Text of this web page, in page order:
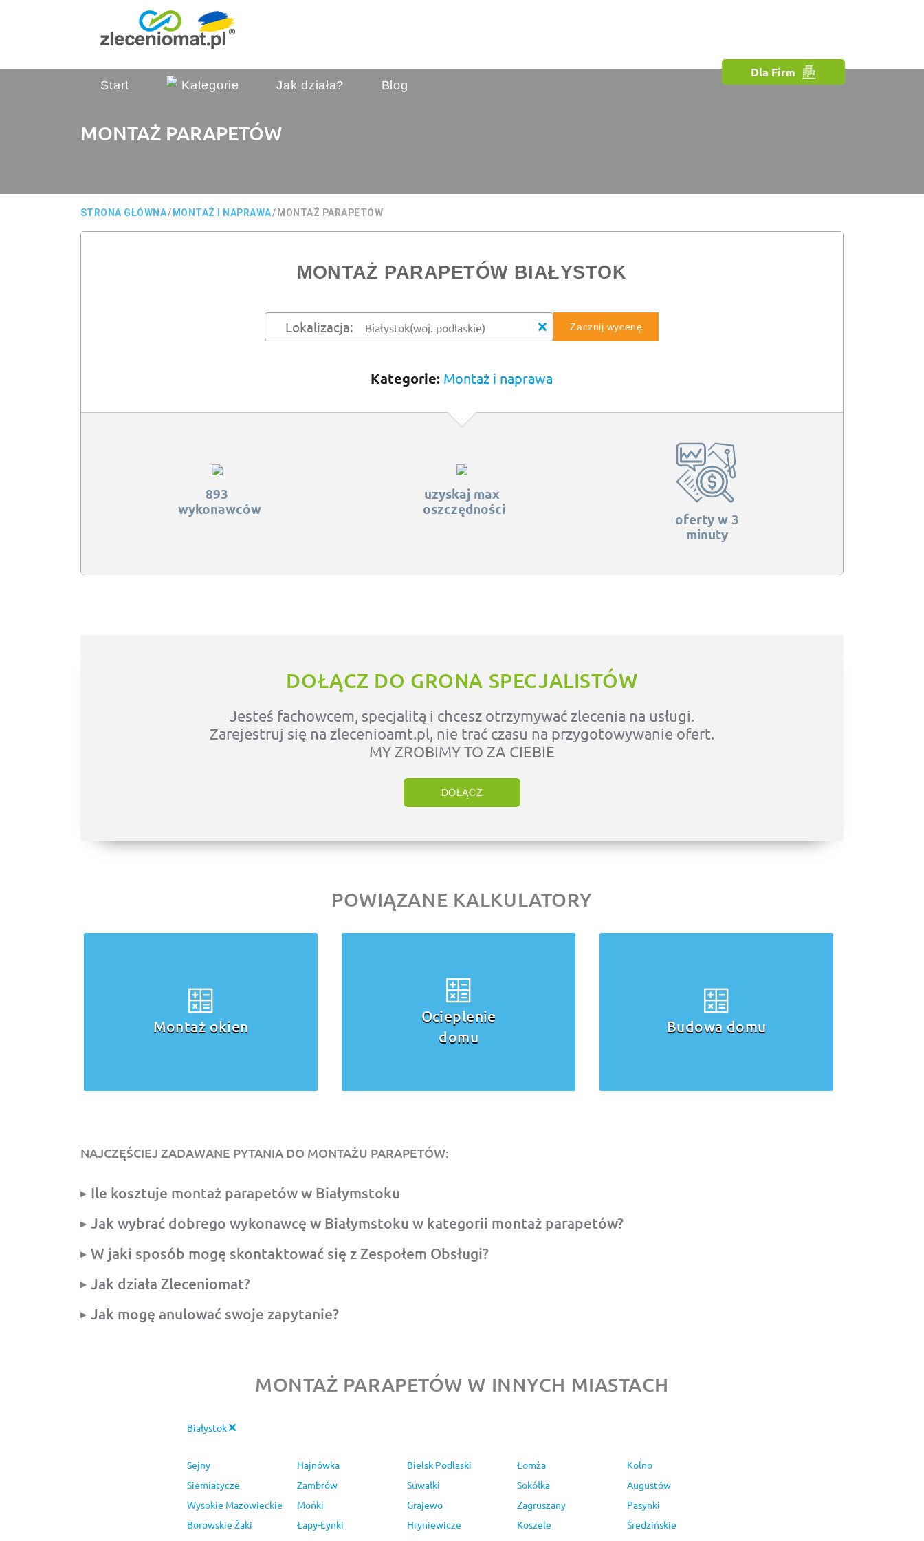
Dla Firm
Start Kategorie Jak działa? Blog
MONTAŻ PARAPETÓW
STRONA GŁÓWNA/ MONTAŻ I NAPRAWA/ MONTAŻ PARAPETÓW
MONTAŻ PARAPETÓW BIAŁYSTOK
Lokalizacja: Zacznij wycenę
Kategorie: Montaż i naprawa
893
wykonawców
uzyskaj max
oszczędności
oferty w 3
minuty
DOŁĄCZ DO GRONA SPECJALISTÓW
Jesteś fachowcem, specjalitą i chcesz otrzymywać zlecenia na usługi.
Zarejestruj się na zlecenioamt.pl, nie trać czasu na przygotowywanie ofert.
MY ZROBIMY TO ZA CIEBIE
DOŁĄCZ
POWIĄZANE KALKULATORY
Ocieplenie
domu
Budowa domu Remont domu
NAJCZĘŚCIEJ ZADAWANE PYTANIA DO MONTAŻU PARAPETÓW:
Ile kosztuje montaż parapetów w Białymstoku
Jak wybrać dobrego wykonawcę w Białymstoku w kategorii montaż parapetów?
W jaki sposób mogę skontaktować się z Zespołem Obsługi?
Jak działa Zleceniomat?
Jak mogę anulować swoje zapytanie?
MONTAŻ PARAPETÓW W INNYCH MIASTACH
Białystok
Sejny Hajnówka Bielsk Podlaski Łomża
Kolno
Siemiatycze
Zambrów Suwałki Sokółka
Augustów
Wysokie Mazowieckie
Mońki Grajewo Zagruszany
Pasynki
Borowskie Żaki
Łapy-Łynki Hryniewicze Koszele
Średzińskie